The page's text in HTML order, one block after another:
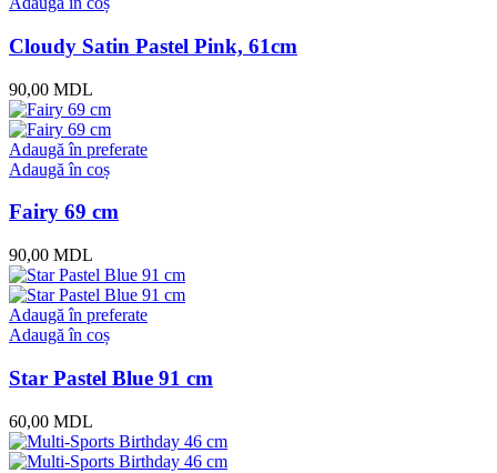
Cloudy Satin Pastel Pink, 61cm
90,00 MDL
Adaugă în preferate
Adaugă în coș
Fairy 69 cm
90,00 MDL
Adaugă în preferate
Adaugă în coș
Star Pastel Blue 91 cm
60,00 MDL